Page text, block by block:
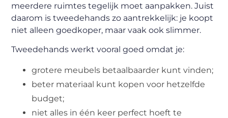
meerdere ruimtes tegelijk moet aanpakken. Juist
daarom is tweedehands zo aantrekkelijk: je koopt
niet alleen goedkoper, maar vaak ook slimmer.
Tweedehands werkt vooral goed omdat je:
grotere meubels betaalbaarder kunt vinden;
beter materiaal kunt kopen voor hetzelfde
budget;
niet alles in één keer perfect hoeft te